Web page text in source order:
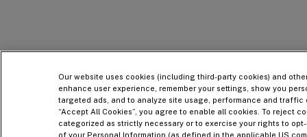
Our website uses cookies (including third-party cookies) and
enhance user experience, remember your settings, show you
targeted ads, and to analyze site usage, performance and traffic
“Accept All Cookies”, you agree to enable all cookies. To reject
categorized as strictly necessary or to exercise your rights to
of your Personal Information (as defined in the applicable US